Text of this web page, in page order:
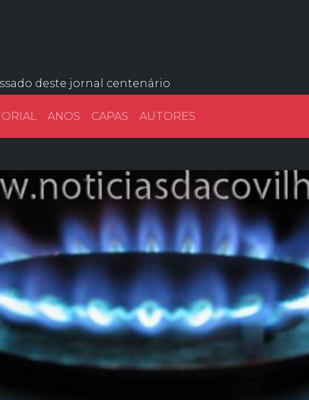
deste jornal centenário
ANOS CAPAS AUTORES